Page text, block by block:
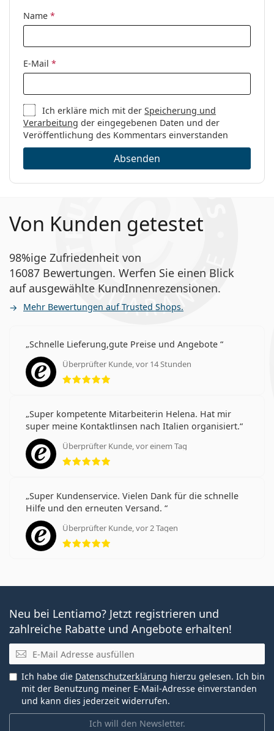
Code:
Name *
E-Mail *
Ich erkläre mich mit derSpeicherung und
Verarbeitung der eingegebenen Daten und der
Veröffentlichung des Kommentars einverstanden
Absenden
Von Kunden getestet
98%ige Zufriedenheit von
16087 Bewertungen. Werfen Sie einen Blick
auf ausgewählte KundInnenrezensionen.
Mehr Bewertungen auf Trusted Shops.
Schnelle Lieferung,gute Preise und Angebote
Überprüfter Kunde, vor 14 Stunden
Bewertung 5 aus 5
Super kompetente Mitarbeiterin Helena. Hat mir
super meine Kontaktlinsen nach Italien organisiert.
Überprüfter Kunde, vor einem Tag
Bewertung 5 aus 5
Super Kundenservice. Vielen Dank für die schnelle
Hilfe und den erneuten Versand.
Überprüfter Kunde, vor 2 Tagen
Bewertung 5 aus 5
Neu bei Lentiamo? Jetzt registrieren und
zahlreiche Rabatte und Angebote erhalten!
E-Mail
Ich will den Newsletter.
Ich habe die Datenschutzerklärung hierzu gelesen. Ich bin
mit der Benutzung meiner E-Mail-Adresse einverstanden
und kann dies jederzeit widerrufen.